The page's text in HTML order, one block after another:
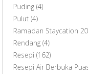
Puding (4)
Pulut (4)
Ramadan Staycation
Rendang (4)
Resepi (162)
Resepi Air Berbuka